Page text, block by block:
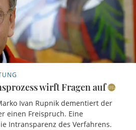
wirft Fragen auf
Ivan Rupnik dementiert der
einen Freispruch. Eine
Intransparenz des Verfahrens.